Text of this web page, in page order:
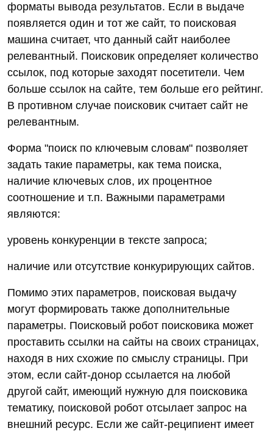
форматы вывода результатов. Если в выдаче
появляется один и тот же сайт, то поисковая
машина считает, что данный сайт наиболее
релевантный. Поисковик определяет количество
ссылок, под которые заходят посетители. Чем
больше ссылок на сайте, тем больше его рейтинг.
В противном случае поисковик считает сайт не
релевантным.
Форма "поиск по ключевым словам" позволяет
задать такие параметры, как тема поиска,
наличие ключевых слов, их процентное
соотношение и т.п. Важными параметрами
являются:
уровень конкуренции в тексте запроса;
наличие или отсутствие конкурирующих сайтов.
Помимо этих параметров, поисковая выдачу
могут формировать также дополнительные
параметры. Поисковый робот поисковика может
проставить ссылки на сайты на своих страницах,
находя в них схожие по смыслу страницы. При
этом, если сайт-донор ссылается на любой
другой сайт, имеющий нужную для поисковика
тематику, поисковой робот отсылает запрос на
внешний ресурс. Если же сайт-реципиент имеет